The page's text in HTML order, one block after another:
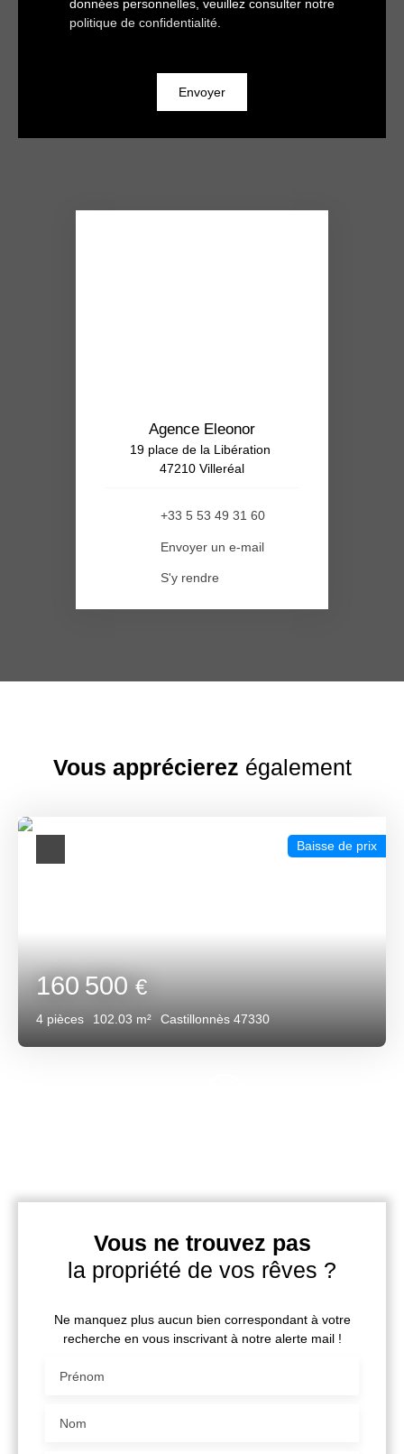
données personnelles, veuillez consulter notre
politique de confidentialité.
Envoyer
Agence Eleonor
19 place de la Libération
47210 Villeréal
+33 5 53 49 31 60
Envoyer un e-mail
S'y rendre
Vous apprécierez également
160 500€
4 pièces 102.03 m² Castillonnès 47330
Baisse de prix
Vous ne trouvez pas
la propriété de vos rêves ?
Ne manquez plus aucun bien correspondant à votre
recherche en vous inscrivant à notre alerte mail !
Prénom
Nom